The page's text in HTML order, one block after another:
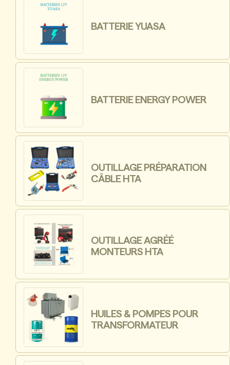
BATTERIE YUASA
BATTERIE ENERGY POWER
OUTILLAGE PRÉPARATION
CÂBLE HTA
OUTILLAGE AGRÉÉ
MONTEURS HTA
HUILES & POMPES POUR
TRANSFORMATEUR